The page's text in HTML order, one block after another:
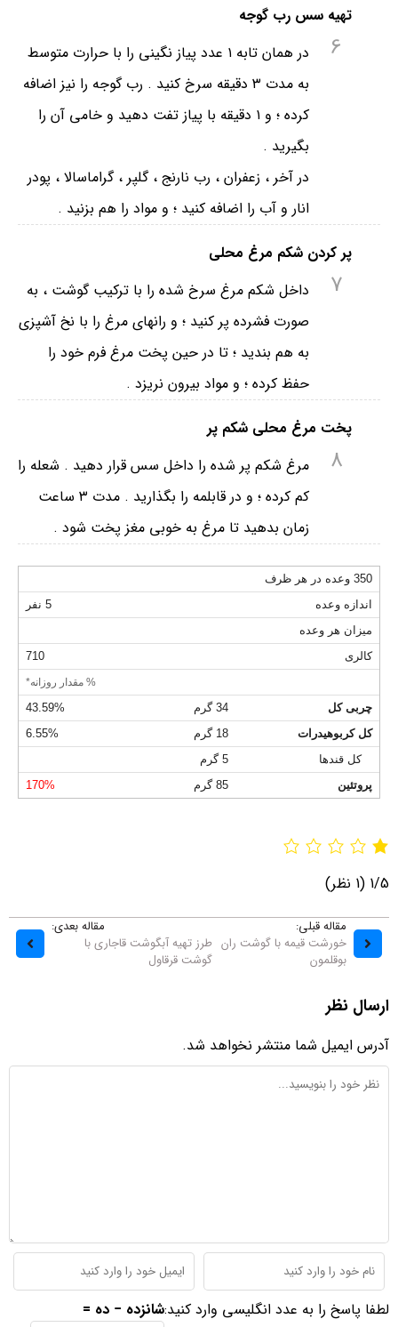
تهیه سس رب گوجه
6
در همان تابه ۱ عدد پیاز نگینی را با حرارت متوسط
به مدت ۳ دقیقه سرخ کنید . رب گوجه را نیز اضافه
کرده ؛ و ۱ دقیقه با پیاز تفت دهید و خامی آن را
بگیرید .
در آخر ، زعفران ، رب نارنج ، گلپر ، گراماسالا ، پودر
انار و آب را اضافه کنید ؛ و مواد را هم بزنید .
پر کردن شکم مرغ محلی
7
داخل شکم مرغ سرخ شده را با ترکیب گوشت ، به
صورت فشرده پر کنید ؛ و رانهای مرغ را با نخ آشپزی
به هم بندید ؛ تا در حین پخت مرغ فرم خود را
حفظ کرده ؛ و مواد بیرون نریزد .
پخت مرغ محلی شکم پر
8
مرغ شکم پر شده را داخل سس قرار دهید . شعله را
کم کرده ؛ و در قابلمه را بگذارید . مدت ۳ ساعت
زمان بدهید تا مرغ به خوبی مغز پخت شود .
350 وعده در هر ظرف
اندازه وعده
5 نفر
میزان هر وعده
کالری
710
% مقدار روزانه*
چربی کل 34 گرم
43.59%
کل کربوهیدرات
18 گرم
6.55%
کل قندها
5 گرم
پروتئین
85 گرم 170%
1/5 (1 نظر)
مقاله قبلی:
خورشت قیمه با گوشت ران
بوقلمون
مقاله بعدی:
طرز تهیه آبگوشت قاجاری با
گوشت قرقاول
ارسال نظر
آدرس ایمیل شما منتشر نخواهد شد.
لطفا پاسخ را به عدد انگلیسی وارد کنید:شانزده − ده =